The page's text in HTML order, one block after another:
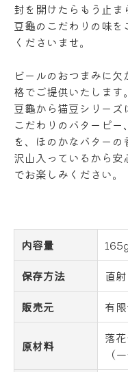
封を開けたらもう止ま
豆龜のこだわりの味
くださいませ。
ビールのおつまみに
格でご提供いたします。
豆龜から猫豆シリーズ
こだわりのバターピ
を、ほのかなバターの
沢山入っているから
でお楽しみください。
内容量
保存方法
直
販売元
有
原材料
落
（